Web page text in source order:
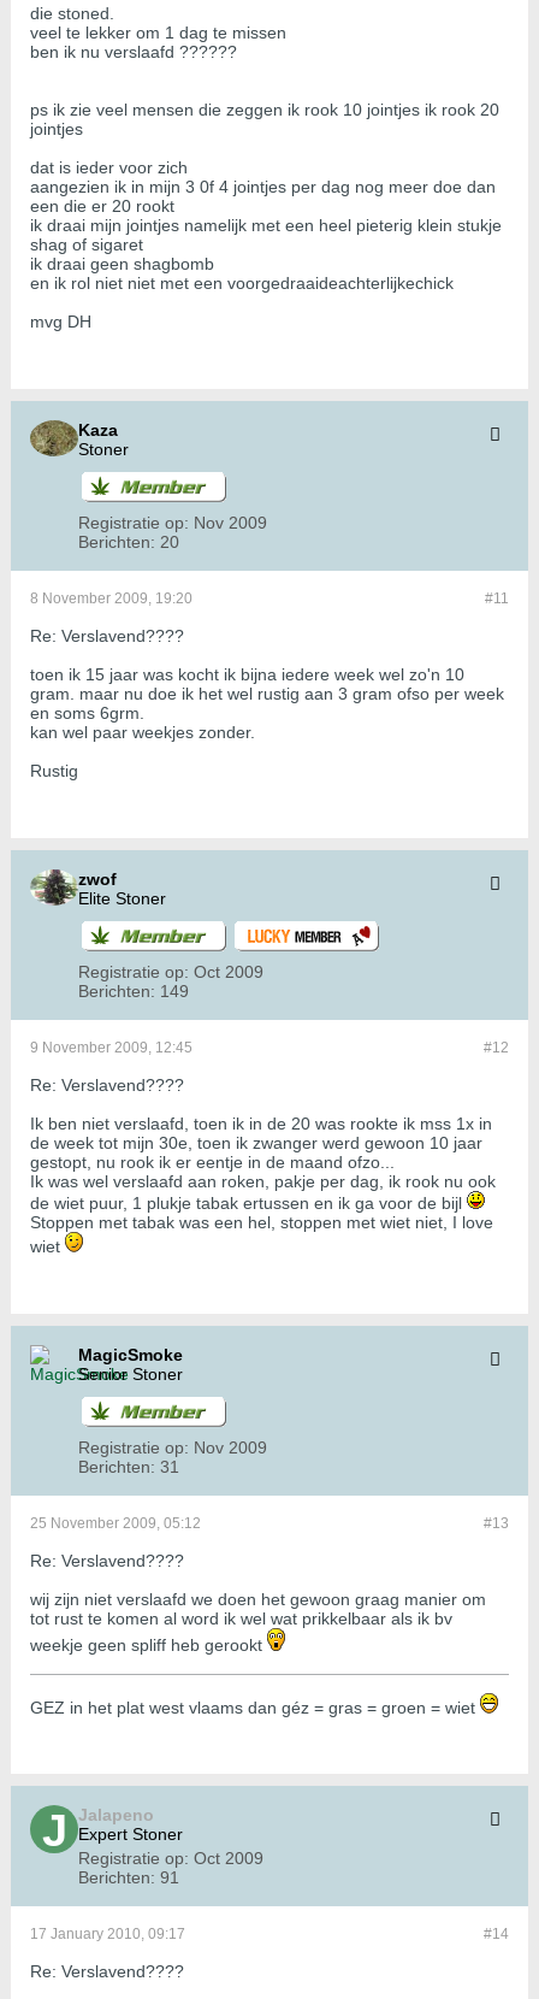
die stoned.
veel te lekker om 1 dag te missen
ben ik nu verslaafd ??????
ps ik zie veel mensen die zeggen ik rook 10 jointjes ik rook 20
jointjes
dat is ieder voor zich
aangezien ik in mijn 3 0f 4 jointjes per dag nog meer doe dan
een die er 20 rookt
ik draai mijn jointjes namelijk met een heel pieterig klein stukje
shag of sigaret
ik draai geen shagbomb
en ik rol niet niet met een voorgedraaideachterlijkechick
mvg DH
Kaza
Stoner
Registratie op: Nov 2009
Berichten: 20
#11
8 November 2009, 19:20
Re: Verslavend????
toen ik 15 jaar was kocht ik bijna iedere week wel zo'n 10
gram. maar nu doe ik het wel rustig aan 3 gram ofso per week
en soms 6grm.
kan wel paar weekjes zonder.
Rustig
zwof
Elite Stoner
Registratie op: Oct 2009
Berichten: 149
#12
9 November 2009, 12:45
Re: Verslavend????
Ik ben niet verslaafd, toen ik in de 20 was rookte ik mss 1x in
de week tot mijn 30e, toen ik zwanger werd gewoon 10 jaar
gestopt, nu rook ik er eentje in de maand ofzo...
Ik was wel verslaafd aan roken, pakje per dag, ik rook nu ook
de wiet puur, 1 plukje tabak ertussen en ik ga voor de bijl
Stoppen met tabak was een hel, stoppen met wiet niet, I love
wiet
MagicSmoke
Senior Stoner
Registratie op: Nov 2009
Berichten: 31
#13
25 November 2009, 05:12
Re: Verslavend????
wij zijn niet verslaafd we doen het gewoon graag manier om
tot rust te komen al word ik wel wat prikkelbaar als ik bv
weekje geen spliff heb gerookt
GEZ in het plat west vlaams dan géz = gras = groen = wiet
Jalapeno
Expert Stoner
Registratie op: Oct 2009
Berichten: 91
#14
17 January 2010, 09:17
Re: Verslavend????